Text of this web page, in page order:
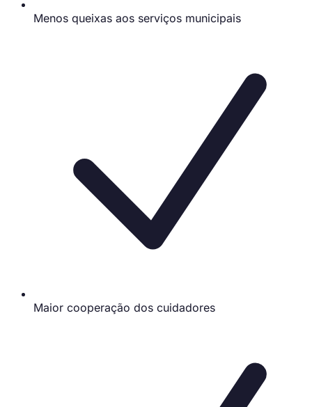
Menos queixas aos serviços municipais
Maior cooperação dos cuidadores